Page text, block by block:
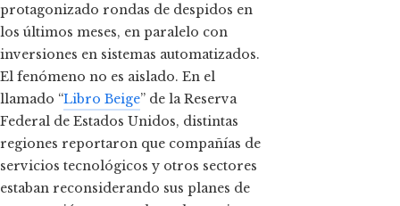
protagonizado rondas de despidos en
los últimos meses, en paralelo con
inversiones en sistemas automatizados.
El fenómeno no es aislado. En el
llamado “Libro Beige” de la Reserva
Federal de Estados Unidos, distintas
regiones reportaron que compañías de
servicios tecnológicos y otros sectores
estaban reconsiderando sus planes de